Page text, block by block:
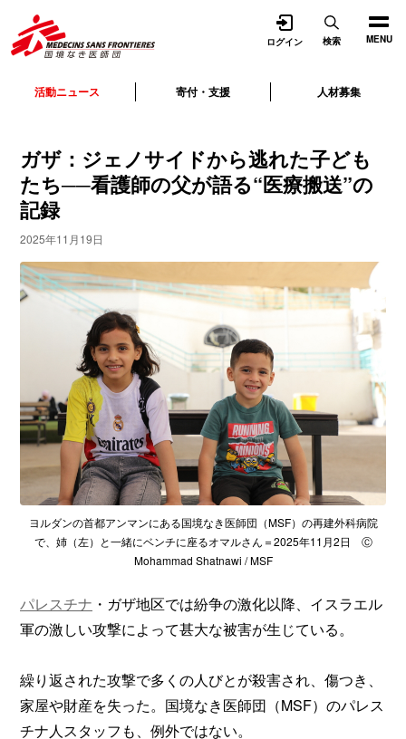
MENU
活動ニュース 寄付・支援 人材募集
ログイン 検索
ガザ：ジェノサイドから逃れた子ども
たち──看護師の父が語る“医療搬送”の
記録
2025年11月19日
ヨルダンの首都アンマンにある国境なき医師団（MSF）の再建外科病院
で、姉（左）と一緒にベンチに座るオマルさん＝2025年11月2日 Ⓒ
Mohammad Shatnawi / MSF
パレスチナ ・ガザ地区では紛争の激化以降、イスラエル
軍の激しい攻撃によって甚大な被害が生じている。
繰り返された攻撃で多くの人びとが殺害され、傷つき、
家屋や財産を失った。国境なき医師団（MSF）のパレス
チナ人スタッフも、例外ではない。